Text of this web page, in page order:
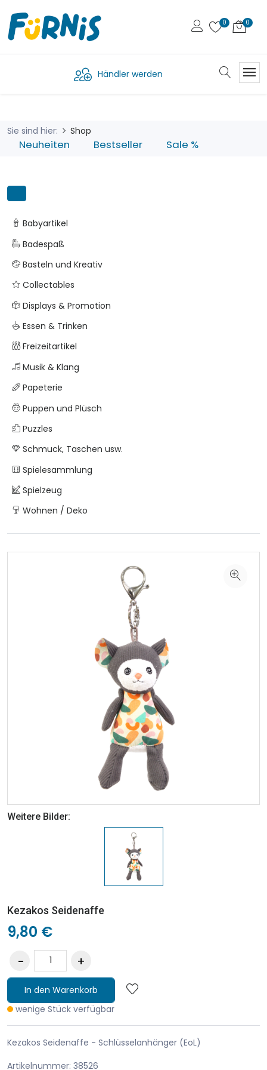
Händler werden
Sie sind hier: Shop
Neuheiten Bestseller Sale %
Babyartikel
Badespaß
Basteln und Kreativ
Collectables
Displays & Promotion
Essen & Trinken
Freizeitartikel
Musik & Klang
Papeterie
Puppen und Plüsch
Puzzles
Schmuck, Taschen usw.
Spielesammlung
Spielzeug
Wohnen / Deko
Weitere Bilder:
Kezakos Seidenaffe
9,80 €
In den Warenkorb
wenige Stück verfügbar
Kezakos Seidenaffe - Schlüsselanhänger (EoL)
Artikelnummer: 38526